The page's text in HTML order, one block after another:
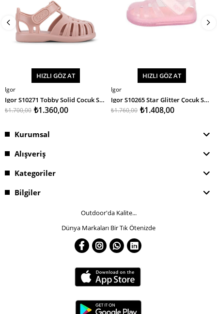
SEPETE EKLE
HIZLI GÖZ AT
Igor
Igor S10271 Tobby Solid Çocuk Sandalet
₺1.360,00
₺1.700,00
SEPETE EKLE
HIZLI GÖZ AT
Igor
Igor S10265 Star Glitter Çocuk Sandalet
₺1.408,00
₺1.760,00
Kurumsal
Alışveriş
Kategoriler
Bilgiler
Outdoor'da Kalite...
Dünya Markaları Bir Tık Ötenizde